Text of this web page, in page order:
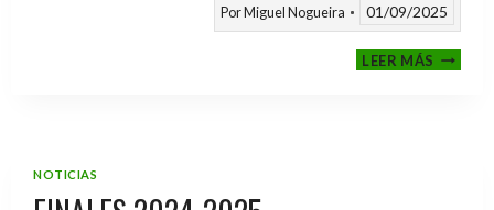
PorMiguel Nogueira 01/09/2025
LEER MÁSVI
NOTICIAS